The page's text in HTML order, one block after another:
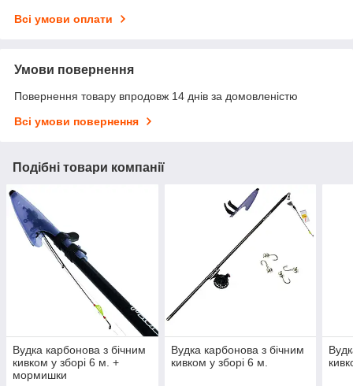
Всі умови оплати
Умови повернення
Повернення товару впродовж 14 днів за домовленістю
Всі умови повернення
Подібні товари компанії
Вудка карбонова з бічним
кивком у зборі 6 м. +
мормишки
Вудка карбонова з бічним
кивком у зборі 6 м.